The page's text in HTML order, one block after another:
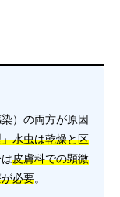
）の両方が原因
水虫は乾燥と区
皮膚科での顕微
必要。